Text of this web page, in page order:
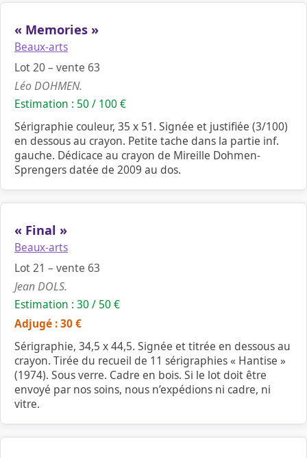
« Memories »
Beaux-arts
Lot 20 – vente 63
Léo DOHMEN.
Estimation : 50 / 100 €
Sérigraphie couleur, 35 x 51. Signée et justifiée (3/100)
en dessous au crayon. Petite tache dans la partie inf.
gauche. Dédicace au crayon de Mireille Dohmen-
Sprengers datée de 2009 au dos.
« Final »
Beaux-arts
Lot 21 – vente 63
Jean DOLS.
Estimation : 30 / 50 €
Adjugé : 30 €
Sérigraphie, 34,5 x 44,5. Signée et titrée en dessous au
crayon. Tirée du recueil de 11 sérigraphies « Hantise »
(1974). Sous verre. Cadre en bois. Si le lot doit être
envoyé par nos soins, nous n’expédions ni cadre, ni
vitre.